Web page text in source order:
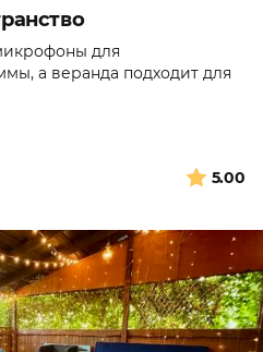
для
а веранда подходит для
5.00